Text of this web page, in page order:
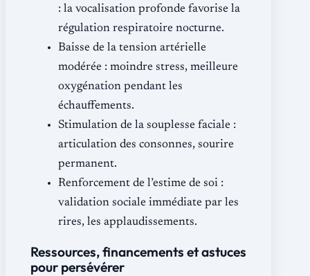
: la vocalisation profonde favorise la
régulation respiratoire nocturne.
Baisse de la tension artérielle
modérée : moindre stress, meilleure
oxygénation pendant les
échauffements.
Stimulation de la souplesse faciale :
articulation des consonnes, sourire
permanent.
Renforcement de l’estime de soi :
validation sociale immédiate par les
rires, les applaudissements.
Ressources, financements et astuces
pour persévérer